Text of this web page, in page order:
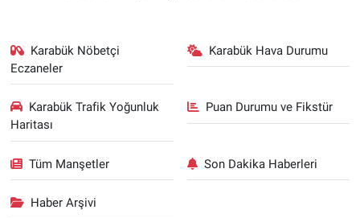
Karabük Nöbetçi
Eczaneler
Karabük Hava Durumu
Karabük Trafik Yoğunluk
Haritası
Puan Durumu ve Fikstür
Tüm Manşetler Son Dakika Haberleri
Haber Arşivi